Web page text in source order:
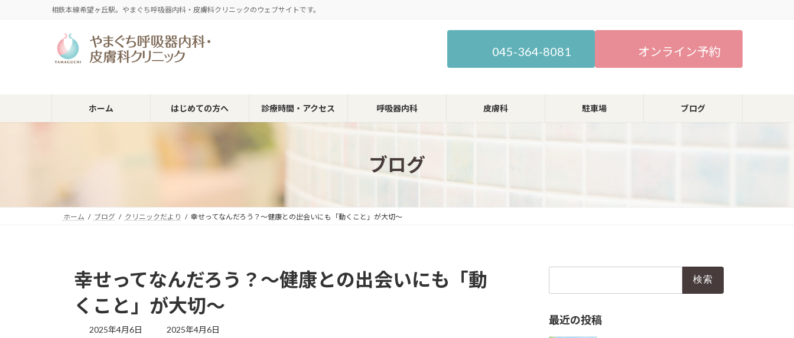
ッ
移
相鉄本線希望ヶ丘駅。やまぐち呼吸器内科・皮膚科クリニックのウェブサイトです。
045-364-8081 オンライン予約
ホーム はじめての方へ 診療時間・アクセス 呼吸器内科 皮膚科 駐車場 ブログ
ブログ
ホーム ブログ クリニックだより 幸せってなんだろう？～健康との出会いにも「動くこと」が大切～
幸せってなんだろう？～健康との出会いにも「動
くこと」が大切～
2025年4月6日
最
2025年4月6日
最近の投稿